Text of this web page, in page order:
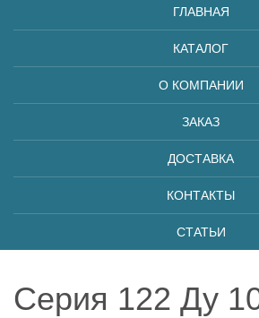
ГЛАВНАЯ
КАТАЛОГ
О КОМПАНИИ
ЗАКАЗ
ДОСТАВКА
КОНТАКТЫ
СТАТЬИ
Серия 122 Ду